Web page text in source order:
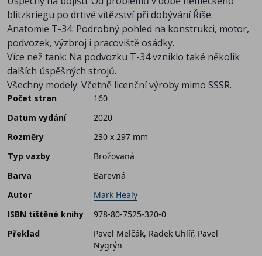
blitzkriegu po drtivé vítězství při dobývání Říše.
Anatomie T-34: Podrobný pohled na konstrukci, motor,
podvozek, výzbroj i pracoviště osádky.
Více než tank: Na podvozku T-34 vzniklo také několik
dalších úspěšných strojů.
Všechny modely: Včetně licenční výroby mimo SSSR.
Počet stran
160
Datum vydání
2020
Rozměry
230 x 297 mm
Typ vazby
Brožovaná
Barva
Barevná
Autor
Mark Healy
ISBN tištěné knihy
978-80-7525-320-0
Překlad
Pavel Melčák, Radek Uhlíř, Pavel
Nygrýn